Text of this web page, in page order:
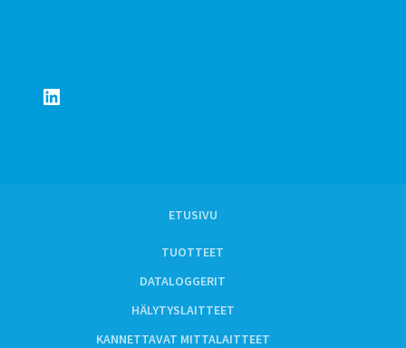
LinkedIn
ETUSIVU
TUOTTEET
DATALOGGERIT
HÄLYTYSLAITTEET
KANNETTAVAT MITTALAITTEET